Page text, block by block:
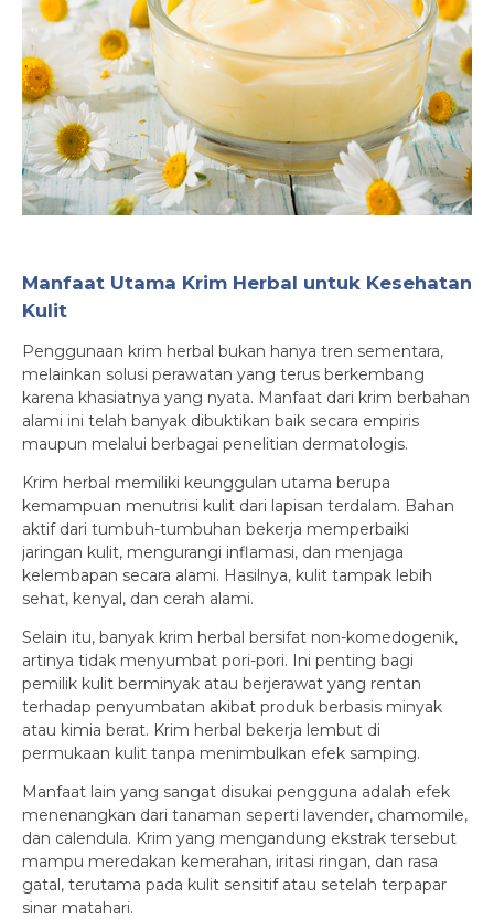
Manfaat Utama Krim Herbal untuk Kesehatan
Kulit
Penggunaan krim herbal bukan hanya tren sementara,
melainkan solusi perawatan yang terus berkembang
karena khasiatnya yang nyata. Manfaat dari krim berbahan
alami ini telah banyak dibuktikan baik secara empiris
maupun melalui berbagai penelitian dermatologis.
Krim herbal memiliki keunggulan utama berupa
kemampuan menutrisi kulit dari lapisan terdalam. Bahan
aktif dari tumbuh-tumbuhan bekerja memperbaiki
jaringan kulit, mengurangi inflamasi, dan menjaga
kelembapan secara alami. Hasilnya, kulit tampak lebih
sehat, kenyal, dan cerah alami.
Selain itu, banyak krim herbal bersifat non-komedogenik,
artinya tidak menyumbat pori-pori. Ini penting bagi
pemilik kulit berminyak atau berjerawat yang rentan
terhadap penyumbatan akibat produk berbasis minyak
atau kimia berat. Krim herbal bekerja lembut di
permukaan kulit tanpa menimbulkan efek samping.
Manfaat lain yang sangat disukai pengguna adalah efek
menenangkan dari tanaman seperti lavender, chamomile,
dan calendula. Krim yang mengandung ekstrak tersebut
mampu meredakan kemerahan, iritasi ringan, dan rasa
gatal, terutama pada kulit sensitif atau setelah terpapar
sinar matahari.